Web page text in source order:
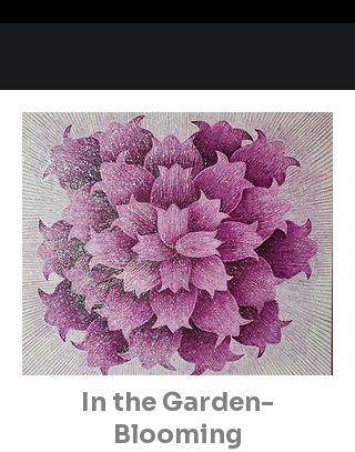
주 체크인포토페어를 비롯해 10
여 회 이상의 국내외 전시에 참
여하며 다양한 관객과 소통해왔
습니다. 저의 작품은 자연과 인
간의 조화, 시간의 흐름 속에서
드러나는 아름다움을 포착하는
데 중점을 두고 있으며, 이번 '오
래된 미래' 전시에서도 그 독특
한 시각과 감성을 선보일 예정
입니다.
In the Garden-
Blooming